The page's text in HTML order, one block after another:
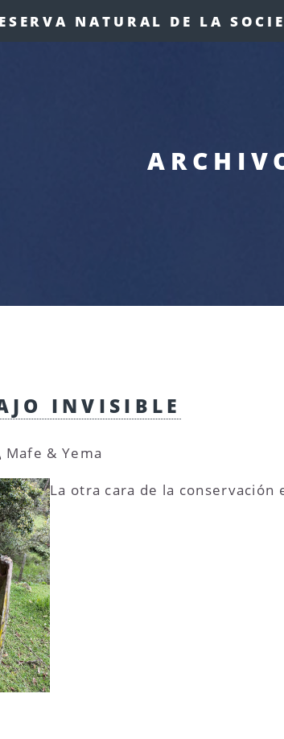
NATURAL DE LA
INVISIBLE
Mafe & Yema
La otra cara de la conservación